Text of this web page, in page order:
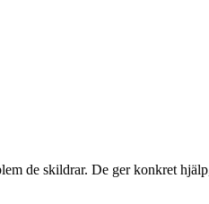
de skildrar. De ger konkret